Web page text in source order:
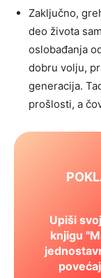
Zaključno,
deo života
oslobađanja
dobru volju,
generacija.
prošlosti, a
Upiši
knjigu